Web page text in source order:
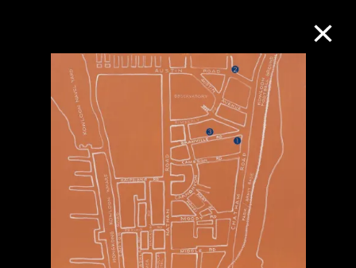
M+藏品
進一步篩選
關於M+藏品